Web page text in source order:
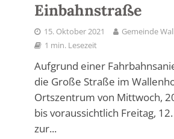
Einbahnstraße
15. Oktober 2021
Gemeinde
1 min. Lesezeit
Aufgrund einer
die Große Straße im
Ortszentrum von Mittwoch,
bis voraussichtlich Freitag,
zur...